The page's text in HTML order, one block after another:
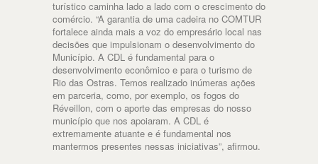
turístico caminha lado a lado com o crescimento do
comércio. “A garantia de uma cadeira no COMTUR
fortalece ainda mais a voz do empresário local nas
decisões que impulsionam o desenvolvimento do
Município. A CDL é fundamental para o
desenvolvimento econômico e para o turismo de
Rio das Ostras. Temos realizado inúmeras ações
em parceria, como, por exemplo, os fogos do
Réveillon, com o aporte das empresas do nosso
município que nos apoiaram. A CDL é
extremamente atuante e é fundamental nos
mantermos presentes nessas iniciativas”, afirmou.